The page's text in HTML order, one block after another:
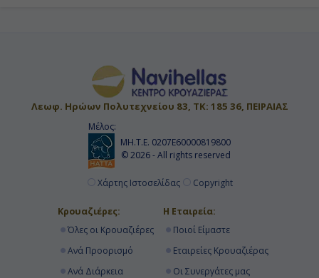
Λεωφ. Ηρώων Πολυτεχνείου 83, ΤΚ: 185 36, ΠΕΙΡΑΙΑΣ
Μέλος:
ΜΗ.Τ.Ε. 0207Ε60000819800
© 2026 - All rights reserved
Χάρτης Ιστοσελίδας Copyright
Κρουαζιέρες:
Όλες οι Κρουαζιέρες
Ανά Προορισμό
Ανά Διάρκεια
Η Εταιρεία:
Ποιοί Είμαστε
Εταιρείες Κρουαζιέρας
Οι Συνεργάτες μας